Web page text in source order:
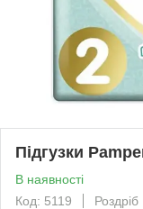
Підгузки
В наявності
Код: 5119
Роздріб